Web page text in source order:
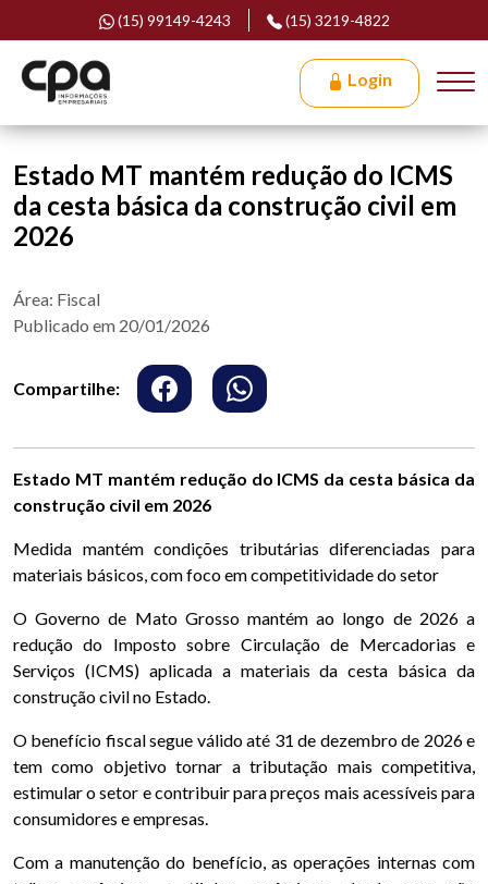
(15) 99149-4243 (15) 3219-4822
Login
Estado MT mantém redução do ICMS
da cesta básica da construção civil em
2026
Área: Fiscal
Publicado em 20/01/2026
Compartilhe:
Estado MT mantém redução do ICMS da cesta básica da
construção civil em 2026
Medida mantém condições tributárias diferenciadas para
materiais básicos, com foco em competitividade do setor
O Governo de Mato Grosso mantém ao longo de 2026 a
redução do Imposto sobre Circulação de Mercadorias e
Serviços (ICMS) aplicada a materiais da cesta básica da
construção civil no Estado.
O benefício fiscal segue válido até 31 de dezembro de 2026 e
tem como objetivo tornar a tributação mais competitiva,
estimular o setor e contribuir para preços mais acessíveis para
consumidores e empresas.
Com a manutenção do benefício, as operações internas com